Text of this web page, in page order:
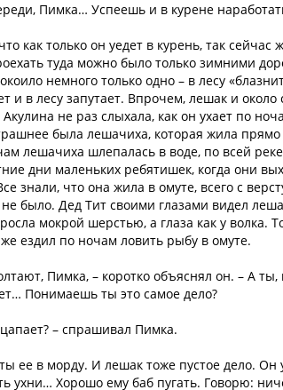
Пимка… Успеешь и в курене
как только он уедет в курень, так
туда можно было только зимними
немного только одно – в лесу
и в лесу запутает. Впрочем, лешак и
не раз слыхала, как он ухает по
была лешачиха, которая жила
лешачиха шлепалась в воде, по всей
дни маленьких ребятишек, когда они
знали, что она жила в омуте, всего с
было. Дед Тит своими глазами видел
мокрой шерстью, а глаза как у волка.
ездил по ночам ловить рыбу в омуте.
Пимка, – коротко объяснял он. – А
Понимаешь ты это самое дело?
– спрашивал Пимка.
ее в морду. И лешак тоже пустое дело.
ухни… Хорошо ему баб пугать. Говорю: